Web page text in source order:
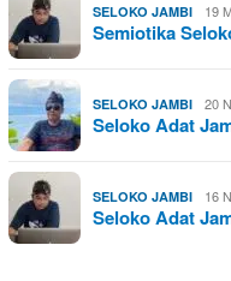
SELOKO JAMBI 19
Semiotika
SELOKO JAMBI 20
Seloko Adat
SELOKO JAMBI 16
Seloko Adat